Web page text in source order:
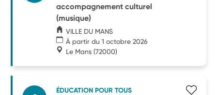
accompagnement culturel
(musique)
VILLE DU MANS
À partir du 1 octobre 2026
Le Mans (72000)
ÉDUCATION POUR TOUS